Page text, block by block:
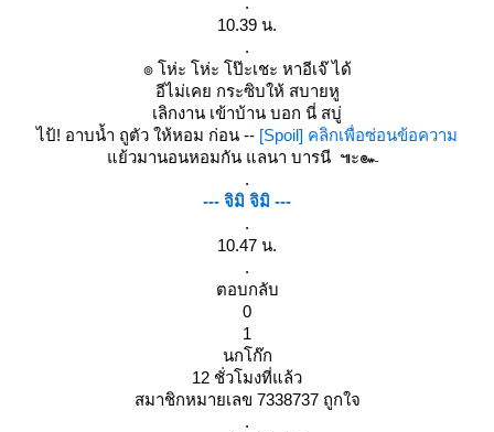
10.39 น.
.
๏ โห่ะ โห่ะ โป๊ะเชะ หาอีเจ๊ ได้
อีไม่เคย กระซิบให้ สบายหู
เลิกงาน เข้าบ้าน บอก นี่ สบู่
ไป้! อาบน้ำ ถูตัว ให้หอม ก่อน -- [Spoil] คลิกเพื่อซ่อนข้อความ
้วมานอนหอมกัน แลนา บารนี ๚ะ๛
.
--- จิมิ จิมิ ---
.
10.47 น.
.
ตอบกลับ
0
1
นกโก๊ก
12 ชั่วโมงที่แล้ว
สมาชิกหมายเลข 7338737 ถูกใจ
.